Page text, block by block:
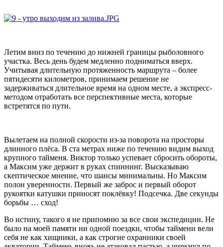
Летим вниз по течению до нижней границы рыболовного
участка. Весь день будем медленно подниматься вверх.
Учитывая длительную протяженность маршрута – более
пятидесяти километров, принимаем решение не
задерживаться длительное время на одном месте, а экспресс-
методом отработать все перспективные места, которые
встретятся по пути.
Вылетаем на полной скорости из-за поворота на просторы
длинного плёса. В ста метрах ниже по течению видим выход
крупного тайменя. Виктор только успевает сбросить обороты,
а Максим уже держит в руках спиннинг. Высказываю
скептическое мнение, что шансы минимальны. Но Максим
полон уверенности. Первый же заброс и первый оборот
рукоятки катушки приносят поклёвку! Подсечка. Две секунды
борьбы … сход!
Во истину, такого я не припомню за все свои экспедиции. Не
было на моей памяти ни одной поездки, чтобы таймени вели
себя не как хищники, а как строгие охранники своей